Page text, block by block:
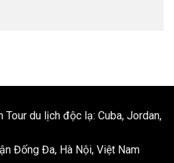
Đống Đa, ​​Hà Nội, Việt Nam